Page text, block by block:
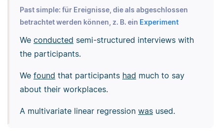
Past simple: für Ereignisse, die als abgeschlossen
betrachtet werden können, z. B. ein Experiment
We conducted semi-structured interviews with
the participants.
We found that participants had much to say
about their workplaces.
A multivariate linear regression wasused.